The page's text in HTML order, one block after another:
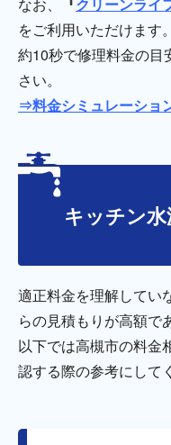
なお、 『クリーンライ
をご利用いただけます。
約10秒で修理料金の目
さい。
⇒料金シミュレーショ
キッチン
適正料金を理解してい
らの見積もりが高額で
以下では高槻市の料金
認する際の参考にして